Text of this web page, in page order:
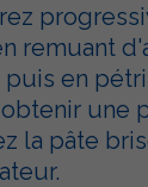
remuant
en
une
la pâte